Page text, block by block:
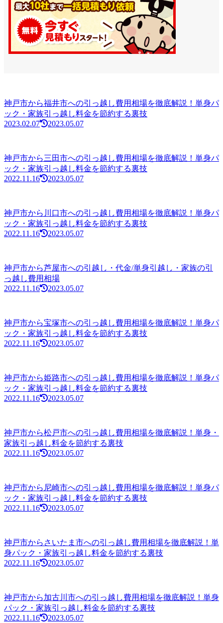
神戸市から福井市への引っ越し費用相場を徹底解説！単身パ
ック・家族引っ越し料金を節約する裏技
2023.02.07
2023.05.07
神戸市から三田市への引っ越し費用相場を徹底解説！単身パ
ック・家族引っ越し料金を節約する裏技
2022.11.16
2023.05.07
神戸市から川口市への引っ越し費用相場を徹底解説！単身パ
ック・家族引っ越し料金を節約する裏技
2022.11.16
2023.05.07
神戸市から芦屋市への引越し・代金/単身引越し・家族の引
っ越し費用相場
2022.11.16
2023.05.07
神戸市から宝塚市への引っ越し費用相場を徹底解説！単身パ
ック・家族引っ越し料金を節約する裏技
2022.11.16
2023.05.07
神戸市から姫路市への引っ越し費用相場を徹底解説！単身パ
ック・家族引っ越し料金を節約する裏技
2022.11.16
2023.05.07
神戸市から松戸市への引っ越し費用相場を徹底解説！単身・
家族引っ越し料金を節約する裏技
2022.11.16
2023.05.07
神戸市から尼崎市への引っ越し費用相場を徹底解説！単身パ
ック・家族引っ越し料金を節約する裏技
2022.11.16
2023.05.07
神戸市からさいたま市への引っ越し費用相場を徹底解説！単
身パック・家族引っ越し料金を節約する裏技
2022.11.16
2023.05.07
神戸市から加古川市への引っ越し費用相場を徹底解説！単身
パック・家族引っ越し料金を節約する裏技
2022.11.16
2023.05.07